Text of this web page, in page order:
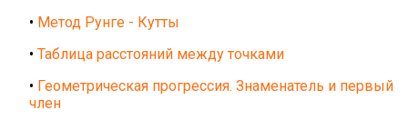
• Метод Рунге - Кутты
• Таблица расстояний между точками
• Геометрическая прогрессия. Знаменатель и первый
член